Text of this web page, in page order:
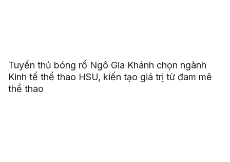
Tuyển thủ bóng rổ Ngô Gia Khánh chọn ngành
Kinh tế thể thao HSU, kiến tạo giá trị từ đam mê
thể thao